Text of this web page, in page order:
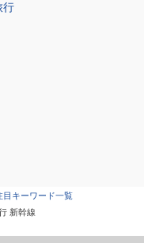
行
目キーワード一覧
新幹線